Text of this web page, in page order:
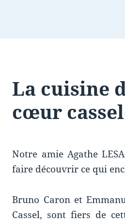
La cuisine
cœur
Notre amie Agathe
faire découvrir ce qui
Bruno Caron et
Cassel, sont fiers de